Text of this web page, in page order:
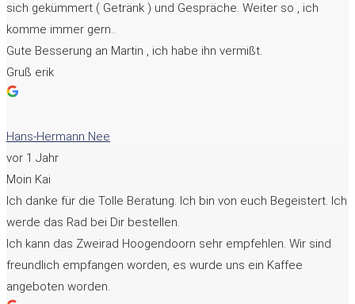
sich gekümmert ( Getränk ) und Gespräche. Weiter so , ich
komme immer gern..
Gute Besserung an Martin , ich habe ihn vermißt.
Gruß erik
Hans-Hermann Nee
vor 1 Jahr
Moin Kai
Ich danke für die Tolle Beratung. Ich bin von euch Begeistert. Ich
werde das Rad bei Dir bestellen.
Ich kann das Zweirad Hoogendoorn sehr empfehlen. Wir sind
freundlich empfangen worden, es wurde uns ein Kaffee
angeboten worden.